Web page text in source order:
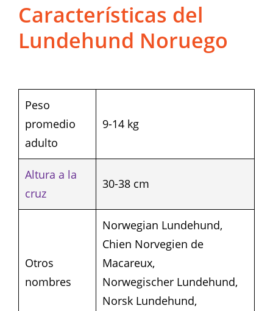
Características del
Lundehund Noruego
Peso
promedio
adulto
9-14 kg
Altura a la
cruz
30-38 cm
Otros
nombres
Norwegian Lundehund,
Chien Norvegien de
Macareux,
Norwegischer Lundehund,
Norsk Lundehund,